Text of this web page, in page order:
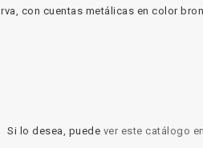
con cuentas metálicas en color
Si lo desea, puede ver este catálogo